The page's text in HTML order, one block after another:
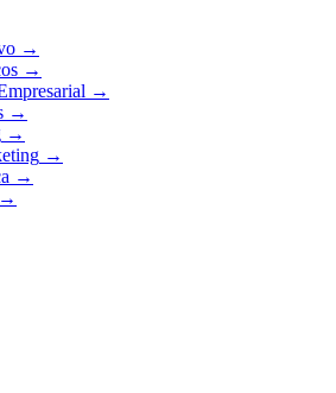
→
→
→
→
→
→
→
→